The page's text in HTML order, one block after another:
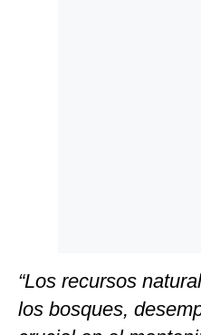
“Los recursos
los bosques,